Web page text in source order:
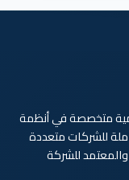
متخصصة في أنظمة
للشركات متعددة
للشركة